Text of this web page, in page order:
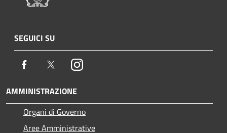
SEGUICI SU
Facebook TwitterInstagram
AMMINISTRAZIONE
Organi di Governo
Aree Amministrative